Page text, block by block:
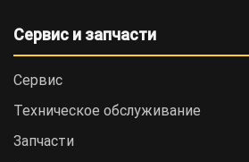
Сервис и запчасти
Сервис
Техническое обслуживание
Запчасти